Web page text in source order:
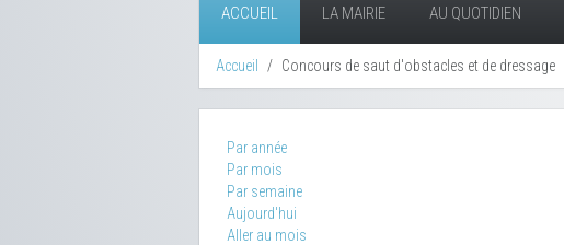
ACCUEIL LA MAIRIE AU QUOTIDIEN
Accueil Concours de saut d'obstacles et de dressage
Par année
Par mois
Par semaine
Aujourd'hui
Aller au mois